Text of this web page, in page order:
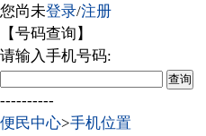
您尚未登录/注册
【号码查询】
请输入手机号码:
----------
便民中心>手机位置